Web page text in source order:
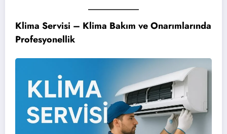
Klima Servisi – Klima Bakım ve Onarımlarında
Profesyonellik